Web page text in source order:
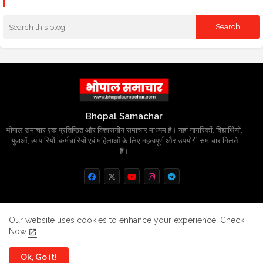
Bhopal Samachar
भोपाल समाचार एक प्रतिष्ठित और विश्वसनीय समाचार माध्यम है। यहां नागरिकों, विद्यार्थियों,
युवाओं, व्यापारियों, कर्मचारियों एवं महिलाओं के लिए महत्वपूर्ण और उपयोगी समाचार मिलते
हैं।
Home About Contact us
Privacy Policy
Our website uses cookies to enhance your experience. Check
Now
Ok, Go it!